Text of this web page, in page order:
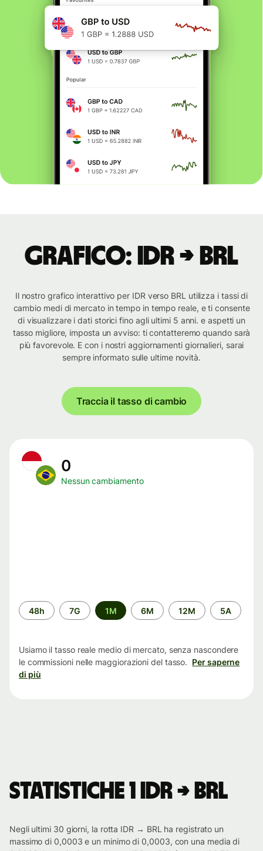
Grafico: IDR → BRL
Il nostro grafico interattivo per IDR verso BRL utilizza i tassi di
cambio medi di mercato in tempo in tempo reale, e ti consente
di visualizzare i dati storici fino agli ultimi 5 anni. e aspetti un
tasso migliore, imposta un avviso: ti contatteremo quando sarà
più favorevole. E con i nostri aggiornamenti giornalieri, sarai
sempre informato sulle ultime novità.
Traccia il tasso di cambio
0
Nessun cambiamento
Periodo
di
48h 7G 1M 6M 12M 5A
Usiamo il tasso reale medio di mercato, senza nascondere
le commissioni nelle maggiorazioni del tasso. Per saperne
di più
Statistiche 1 IDR → BRL
Negli ultimi 30 giorni, la rotta IDR → BRL ha registrato un
massimo di 0,0003 e un minimo di 0,0003, con una media di